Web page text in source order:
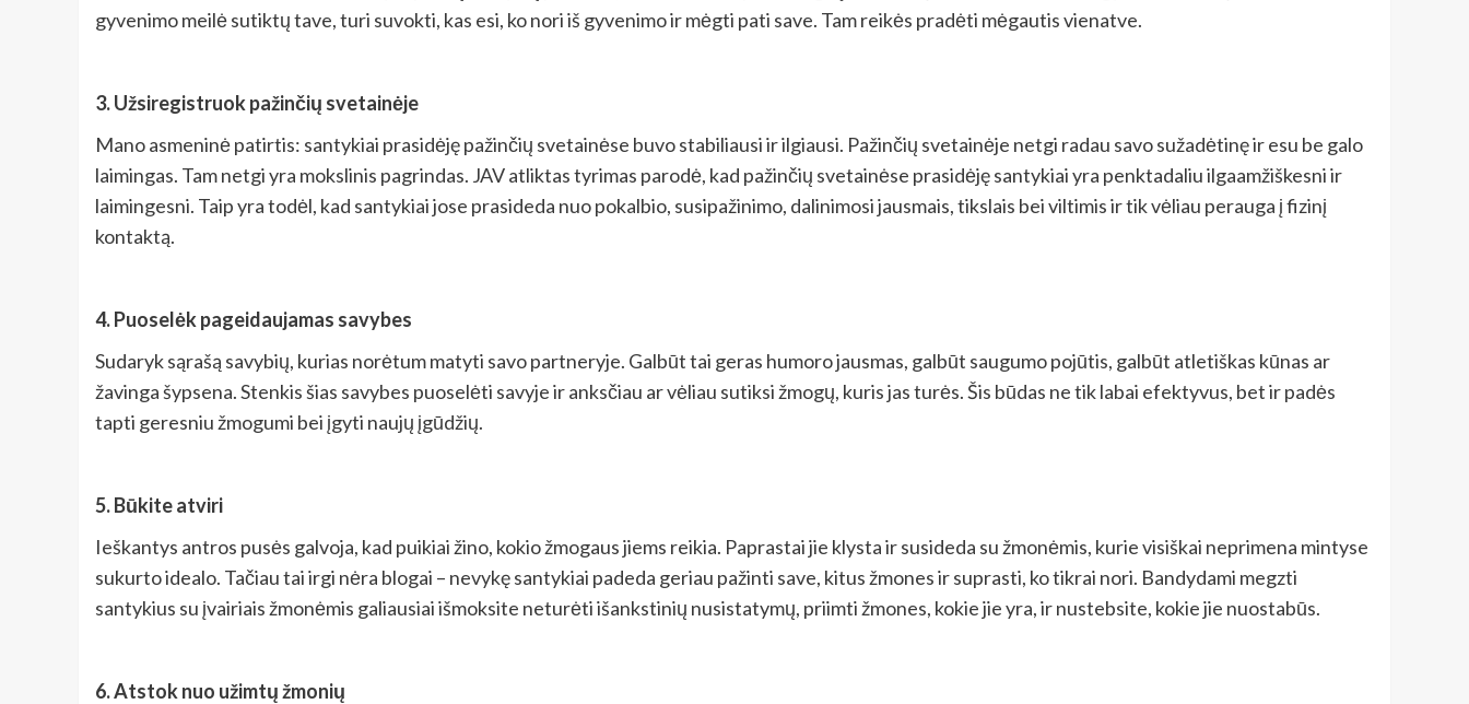
gyvenimo meilė sutiktų tave, turi suvokti, kas esi, ko nori iš gyvenimo ir mėgti pati save. Tam reikės pradėti mėgautis vienatve.
3. Užsiregistruok pažinčių svetainėje
Mano asmeninė patirtis: santykiai prasidėję pažinčių svetainėse buvo stabiliausi ir ilgiausi. Pažinčių svetainėje netgi radau savo sužadėtinę ir esu be galo
laimingas. Tam netgi yra mokslinis pagrindas. JAV atliktas tyrimas parodė, kad pažinčių svetainėse prasidėję santykiai yra penktadaliu ilgaamžiškesni ir
laimingesni. Taip yra todėl, kad santykiai jose prasideda nuo pokalbio, susipažinimo, dalinimosi jausmais, tikslais bei viltimis ir tik vėliau perauga į fizinį
kontaktą.
4. Puoselėk pageidaujamas savybes
Sudaryk sąrašą savybių, kurias norėtum matyti savo partneryje. Galbūt tai geras humoro jausmas, galbūt saugumo pojūtis, galbūt atletiškas kūnas ar
žavinga šypsena. Stenkis šias savybes puoselėti savyje ir anksčiau ar vėliau sutiksi žmogų, kuris jas turės. Šis būdas ne tik labai efektyvus, bet ir padės
tapti geresniu žmogumi bei įgyti naujų įgūdžių.
5. Būkite atviri
Ieškantys antros pusės galvoja, kad puikiai žino, kokio žmogaus jiems reikia. Paprastai jie klysta ir susideda su žmonėmis, kurie visiškai neprimena mintyse
sukurto idealo. Tačiau tai irgi nėra blogai – nevykę santykiai padeda geriau pažinti save, kitus žmones ir suprasti, ko tikrai nori. Bandydami megzti
santykius su įvairiais žmonėmis galiausiai išmoksite neturėti išankstinių nusistatymų, priimti žmones, kokie jie yra, ir nustebsite, kokie jie nuostabūs.
6. Atstok nuo užimtų žmonių